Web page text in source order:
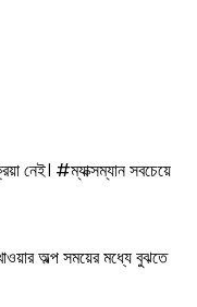
নেই। #ম্যাক্সম্যান সবচেয়ে
অল্প সময়ের মধ্যে বুঝতে